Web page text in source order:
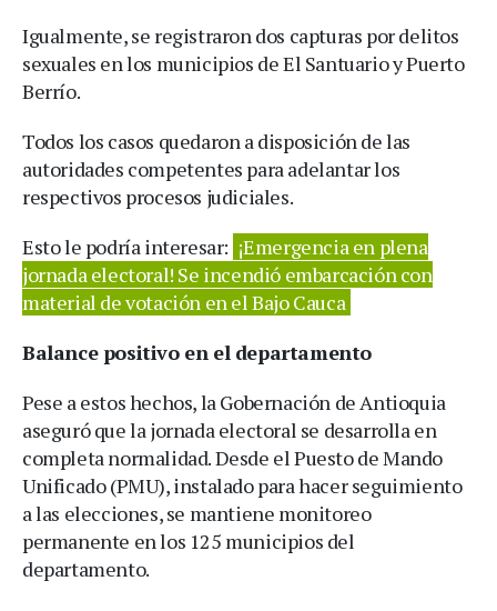
Igualmente, se registraron dos capturas por delitos
sexuales en los municipios de El Santuario y Puerto
Berrío.
Todos los casos quedaron a disposición de las
autoridades competentes para adelantar los
respectivos procesos judiciales.
Esto le podría interesar: ¡Emergencia en plena
jornada electoral! Se incendió embarcación con
material de votación en el Bajo Cauca
Balance positivo en el departamento
Pese a estos hechos, la Gobernación de Antioquia
aseguró que la jornada electoral se desarrolla en
completa normalidad. Desde el Puesto de Mando
Unificado (PMU), instalado para hacer seguimiento
a las elecciones, se mantiene monitoreo
permanente en los 125 municipios del
departamento.